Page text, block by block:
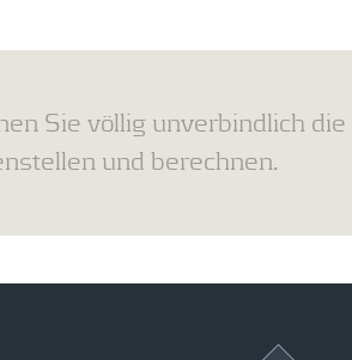
Sie völlig unverbindlich die
und berechnen.